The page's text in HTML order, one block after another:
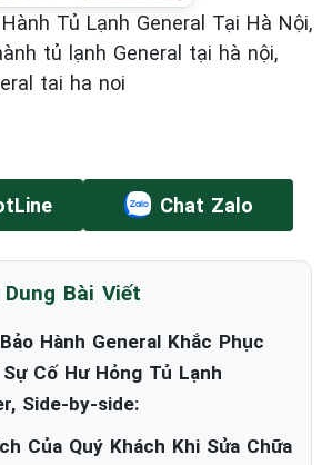
Tủ Lạnh General Tại Hà Nội,
tủ lạnh General tại hà nội,
tai ha noi
Chat Zalo
Bài Viết
Hành General Khắc Phục
Cố Hư Hỏng Tủ Lạnh
Side-by-side:
Của Quý Khách Khi Sửa Chữa